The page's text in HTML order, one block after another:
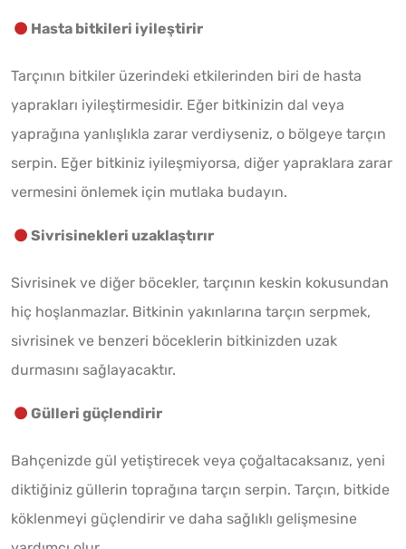
Hasta bitkileri iyileştirir
Tarçının bitkiler üzerindeki etkilerinden biri de hasta
yaprakları iyileştirmesidir. Eğer bitkinizin dal veya
yaprağına yanlışlıkla zarar verdiyseniz, o bölgeye tarçın
serpin. Eğer bitkiniz iyileşmiyorsa, diğer yapraklara zarar
vermesini önlemek için mutlaka budayın.
Sivrisinekleri uzaklaştırır
Sivrisinek ve diğer böcekler, tarçının keskin kokusundan
hiç hoşlanmazlar. Bitkinin yakınlarına tarçın serpmek,
sivrisinek ve benzeri böceklerin bitkinizden uzak
durmasını sağlayacaktır.
Gülleri güçlendirir
Bahçenizde gül yetiştirecek veya çoğaltacaksanız, yeni
diktiğiniz güllerin toprağına tarçın serpin. Tarçın, bitkide
köklenmeyi güçlendirir ve daha sağlıklı gelişmesine